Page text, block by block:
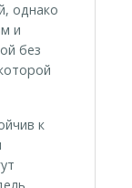
однако
и
без
к